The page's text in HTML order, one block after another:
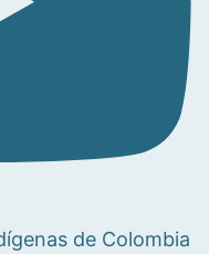
de Colombia